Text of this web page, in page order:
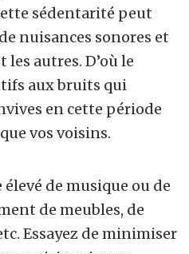
sédentarité peut
nuisances sonores et
autres. D’où le
aux bruits qui
en cette période
vos voisins.
de musique ou de
de meubles, de
Essayez de minimiser